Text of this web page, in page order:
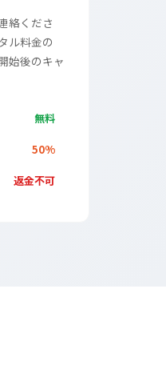
絡くださ
ル料金の
始後のキャ
無料
50%
返金不可